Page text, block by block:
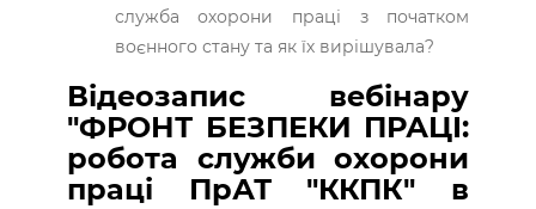
служба охорони праці з початком
воєнного стану та як їх вирішувала?
Відеозапис вебінару
"ФРОНТ БЕЗПЕКИ ПРАЦІ:
робота служби охорони
праці ПрАТ "ККПК" в